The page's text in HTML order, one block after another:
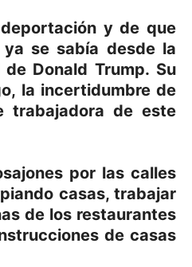
y de que
se sabía desde la
Donald Trump. Su
la incertidumbre de
trabajadora de este
por las calles
casas, trabajar
de los restaurantes
de casas